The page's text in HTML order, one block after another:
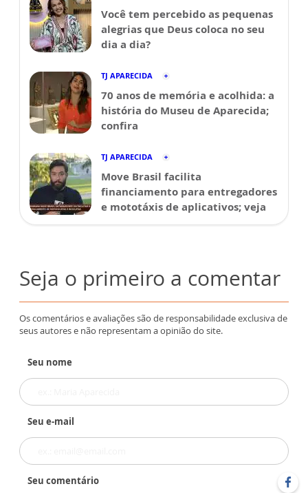
Você tem percebido as pequenas
alegrias que Deus coloca no seu
dia a dia?
TJ APARECIDA
70 anos de memória e acolhida: a
história do Museu de Aparecida;
confira
TJ APARECIDA
Move Brasil facilita
financiamento para entregadores
e mototáxis de aplicativos; veja
Seja o primeiro a comentar
Os comentários e avaliações são de responsabilidade exclusiva de
seus autores e não representam a opinião do site.
Seu nome
Seu e-mail
Seu comentário